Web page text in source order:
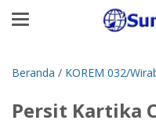
Beranda / KOREM 032/
Persit Kartika